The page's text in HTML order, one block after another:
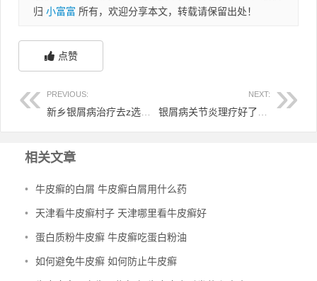
归 小富富 所有，欢迎分享本文，转载请保留出处！
点赞
PREVIOUS: NEXT:
相关文章
• 牛皮癣的白屑 牛皮癣白屑用什么药
• 天津看牛皮癣村子 天津哪里看牛皮癣好
• 蛋白质粉牛皮癣 牛皮癣吃蛋白粉油
• 如何避免牛皮癣 如何防止牛皮癣